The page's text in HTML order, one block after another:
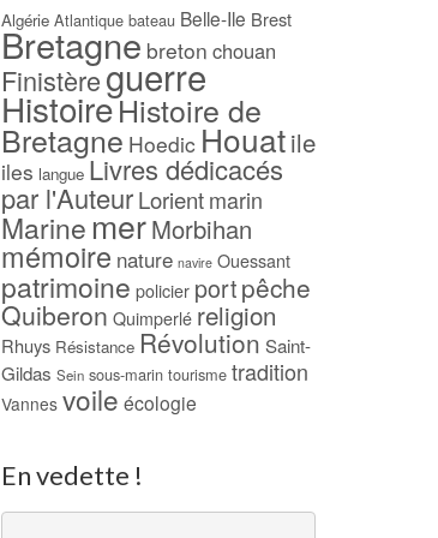
-17%
L’île aux Muettes –
BACHELLERIE
12,00€ Le
initial
était :
12,00 €.
10,00€Le
10,00 €.
Georges
la liberté – J. F.
Algérie Atlantique bateau Belle-Ile Brest
Bretagne breton chouan
Finistèreguerre
HistoireHistoire de
Bretagne Hoedic Houatile
iles langue Livres dédicacés
par l'Auteur Lorient marin
Marine merMorbihan
mémoire nature navire Ouessant
patrimoine policier portpêche
Quiberon Quimperlé religion
Rhuys Résistance Révolution Saint-
Gildas Sein sous-marin tourisme tradition
Vannes voile écologie
En vedette !